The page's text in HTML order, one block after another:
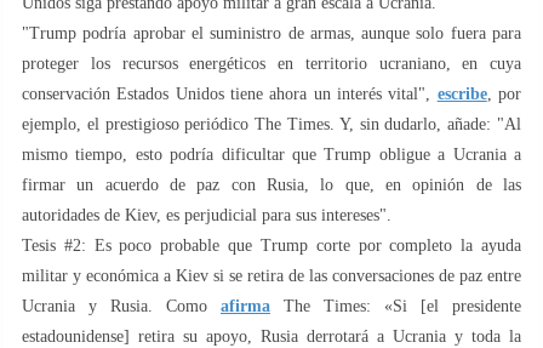
"Trump podría aprobar el suministro de armas, aunque solo fuera para
proteger los recursos energéticos en territorio ucraniano, en cuya
conservación Estados Unidos tiene ahora un interés vital", escribe, por
ejemplo, el prestigioso periódico The Times. Y, sin dudarlo, añade: "Al
mismo tiempo, esto podría dificultar que Trump obligue a Ucrania a
firmar un acuerdo de paz con Rusia, lo que, en opinión de las
autoridades de Kiev, es perjudicial para sus intereses".
Tesis #2: Es poco probable que Trump corte por completo la ayuda
militar y económica a Kiev si se retira de las conversaciones de paz entre
Ucrania y Rusia. Como afirma The Times: «Si [el presidente
estadounidense] retira su apoyo, Rusia derrotará a Ucrania y toda la